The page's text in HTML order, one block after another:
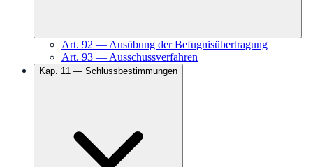
Art. 92 — Ausübung der Befugnisübertragung
Art. 93 — Ausschussverfahren
Kap. 11 — Schlussbestimmungen